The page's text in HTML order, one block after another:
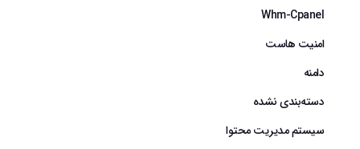
Whm-Cpanel
امنیت هاست
دامنه
دسته‌بندی نشده
سیستم مدیریت محتوا